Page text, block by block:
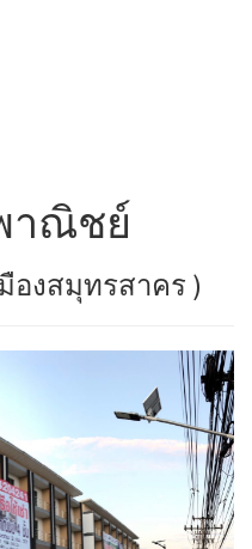
าณิชย์
องสมุทรสาคร )